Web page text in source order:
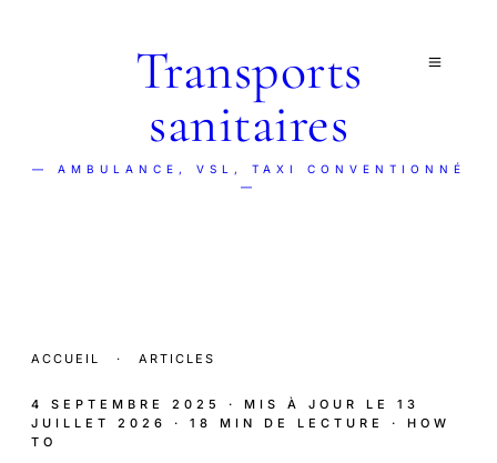
Transports
sanitaires
— AMBULANCE, VSL, TAXI CONVENTIONNÉ
—
ACCUEIL · ARTICLES
4 SEPTEMBRE 2025 · MIS À JOUR LE 13
JUILLET 2026
· 18 MIN DE LECTURE
· HOW
TO